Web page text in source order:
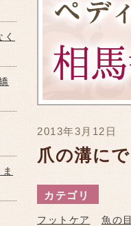
2013年3月12日
爪の溝に
カテゴリ
フットケア 魚の